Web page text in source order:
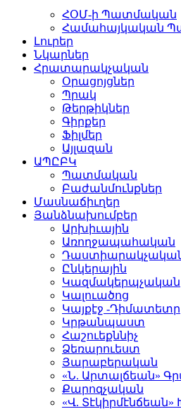
ՀՕՄ-ի Պատմական
Համահայկական
Լուրեր
Նկարներ
Հրատարակչական
Օրացոյցներ
Պրակ
Թերթիկներ
Գիրքեր
Ֆիլմեր
Այլազան
ԱՊԸԲԿ
Պատմական
Բաժանմունքներ
Մասնաճիւղեր
Յանձնախումբեր
Արխիւային
Առողջապահական
Ընկերային
Կազմակերպչական
Կալուածոց
Կայքէջ -Դիմատետր
Կրթանպաստ
Հաշուեքննիչ
Ձեռարուեստ
Յարաբերական
«Ն. Արտալճեան»
Քարոզչական
«Վ.